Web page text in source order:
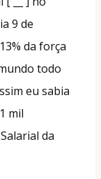
9 de
da força
todo
eu sabia
mil
da